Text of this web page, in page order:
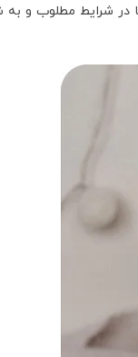
شرایط مطلوب و به